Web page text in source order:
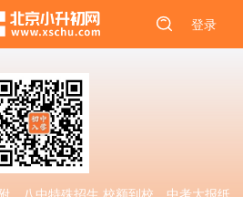
登录
、八中特殊招生 校额到校、中考大报纸